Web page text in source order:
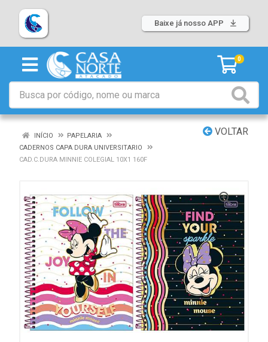
Baixe já nosso APP
0
VOLTAR
INÍCIO
PAPELARIA
CADERNOS CAPA DURA UNIVERSITARIO
CAD.C.DURA MINNIE COLEGIAL 10X1 160F